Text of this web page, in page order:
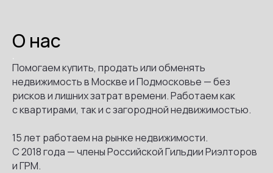
О нас
.
Помогаем купить, продать или обменять
недвижимость в Москве и Подмосковье — без
рисков и лишних затрат времени. Работаем как
с квартирами, так и с загородной недвижимостью.
15 лет работаем на рынке недвижимости.
С 2018 года — члены Российской Гильдии Риэлторов
и ГРМ.